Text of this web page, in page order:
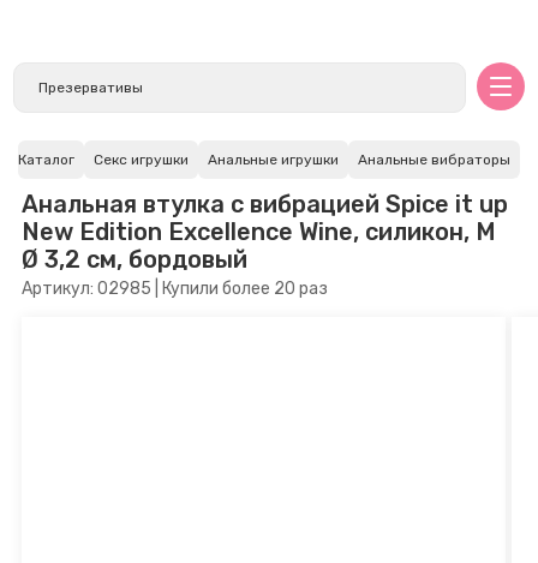
Каталог Секс игрушки Анальные игрушки Анальные вибраторы
Анальная втулка с вибрацией Spice it up
New Edition Excellence Wine, силикон, M
Ø 3,2 см, бордовый
Артикул: 02985 | Купили более 20 раз